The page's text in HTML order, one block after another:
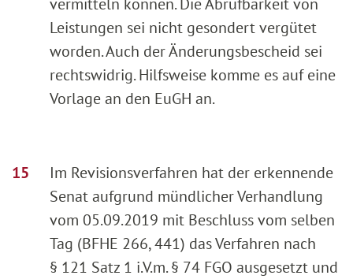
Leistungen sei nicht gesondert vergütet
worden. Auch der Änderungsbescheid sei
rechtswidrig. Hilfsweise komme es auf eine
Vorlage an den EuGH an.
Im Revisionsverfahren hat der erkennende
Senat aufgrund mündlicher Verhandlung
vom 05.09.2019 mit Beschluss vom selben
Tag (BFHE 266, 441) das Verfahren nach
§ 121 Satz 1 i.V.m. § 74 FGO ausgesetzt und